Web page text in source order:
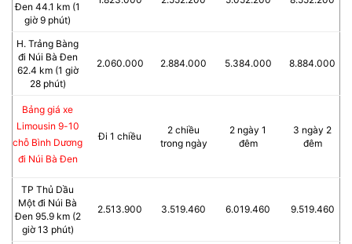
Đen 44.1 km (1
giờ 9 phút)
H. Trảng Bàng
đi Núi Bà Đen
62.4 km (1 giờ
28 phút)
2.060.000 2.884.000 5.384.000 8.884.000
Bảng giá xe
Limousin 9-10
chỗ Bình Dương
đi Núi Bà Đen
Đi 1 chiều
2 chiều
trong ngày
2 ngày 1
đêm
3 ngày 2
đêm
TP Thủ Dầu
Một đi Núi Bà
Đen 95.9 km (2
giờ 13 phút)
2.513.900 3.519.460 6.019.460 9.519.460